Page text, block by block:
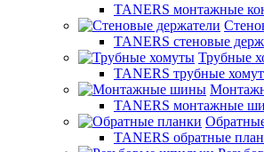
TANERS монтажные
TANERS стеновые
Трубные
TANERS трубные
TANERS монтажные
TANERS обратные